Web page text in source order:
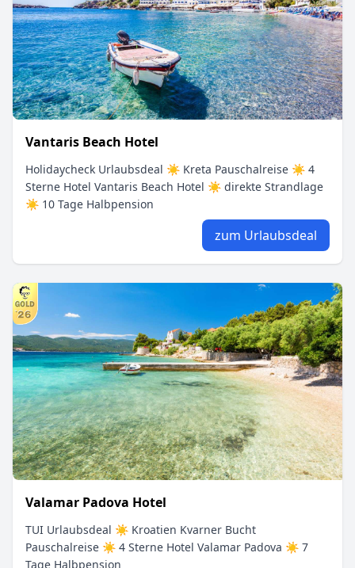
Vantaris Beach Hotel
Holidaycheck Urlaubsdeal ☀ Kreta Pauschalreise ☀ 4
Sterne Hotel Vantaris Beach Hotel ☀ direkte Strandlage
☀ 10 Tage Halbpension
zum Urlaubsdeal
Valamar Padova Hotel
TUI Urlaubsdeal ☀ Kroatien Kvarner Bucht
Pauschalreise ☀ 4 Sterne Hotel Valamar Padova ☀ 7
Tage Halbpension